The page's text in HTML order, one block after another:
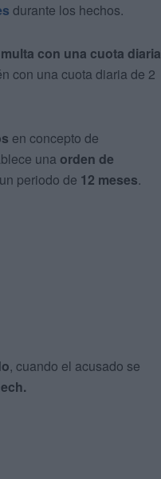
durante los hechos.
con una cuota diaria
con una cuota diaria de 2
en concepto de
una orden de
periodo de 12 meses.
, cuando el acusado se